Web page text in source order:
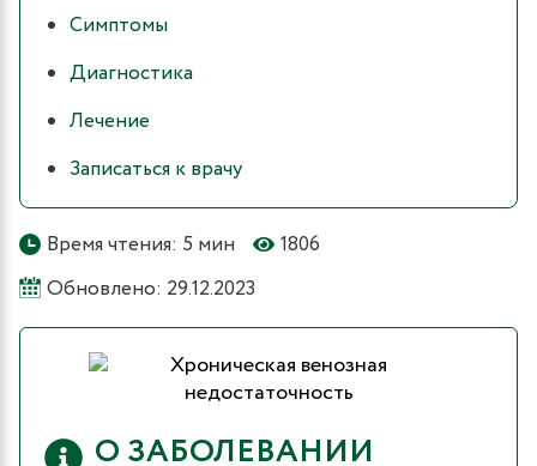
Время чтения: 5 мин
1806
Обновлено: 29.12.2023
О ЗАБОЛЕВАНИИ
Симптомы
Диагностика
Лечение
Записаться к врачу